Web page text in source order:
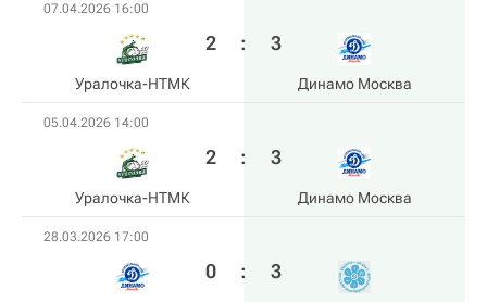
07.04.2026 16:00
Уралочка-НТМК
2 : 3
Динамо Москва
05.04.2026 14:00
Уралочка-НТМК
2 : 3
Динамо Москва
28.03.2026 17:00
0 : 3